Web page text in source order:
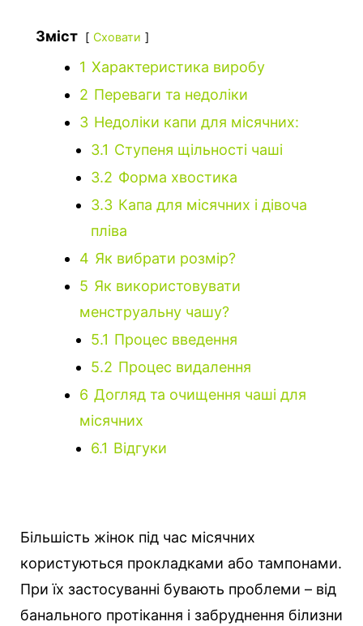
Зміст Сховати
1 Характеристика виробу
2 Переваги та недоліки
3 Недоліки капи для місячних:
3.1 Ступеня щільності чаші
3.2 Форма хвостика
3.3 Капа для місячних і дівоча
пліва
4 Як вибрати розмір?
5 Як використовувати
менструальну чашу?
5.1 Процес введення
5.2 Процес видалення
6 Догляд та очищення чаші для
місячних
6.1 Відгуки
Більшість жінок під час місячних
користуються прокладками або тампонами.
При їх застосуванні бувають проблеми – від
банального протікання і забруднення білизни